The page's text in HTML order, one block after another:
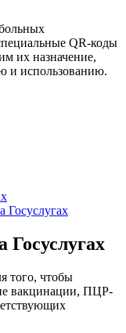
QR-коды
их назначение,
и использованию.
Госуслугах
Госуслугах
того, чтобы
вакцинации, ПЦР-